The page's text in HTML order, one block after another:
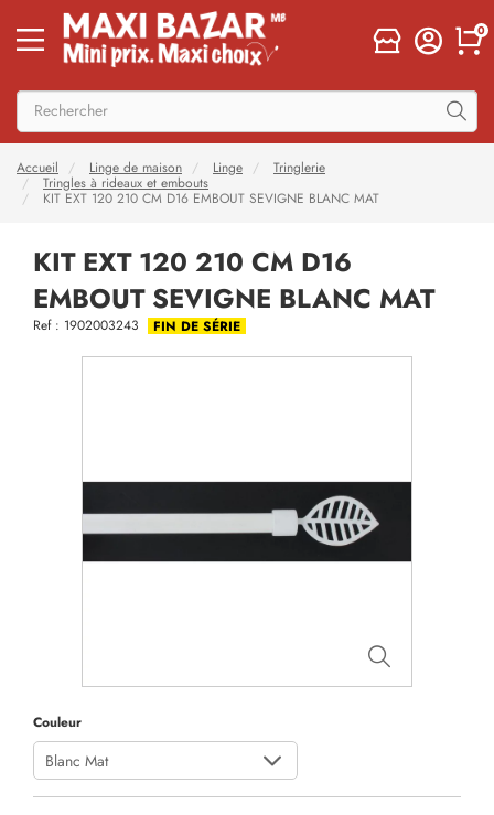
0
Accueil Linge de maison Linge
Tringlerie
Tringles à rideaux et embouts
KIT EXT 120 210 CM D16 EMBOUT SEVIGNE BLANC MAT
KIT EXT 120 210 CM D16
EMBOUT SEVIGNE BLANC MAT
Ref : 1902003243 FIN DE SÉRIE
Couleur
Blanc Mat